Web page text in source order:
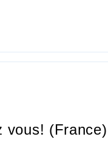
vous!